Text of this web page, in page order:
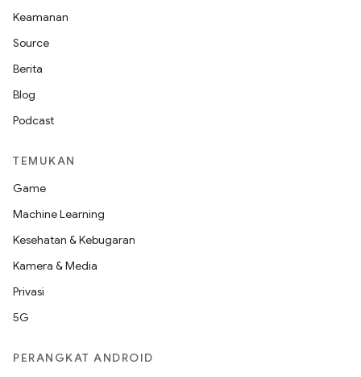
Keamanan
Source
Berita
Blog
Podcast
TEMUKAN
Game
Machine Learning
Kesehatan & Kebugaran
Kamera & Media
Privasi
5G
PERANGKAT ANDROID